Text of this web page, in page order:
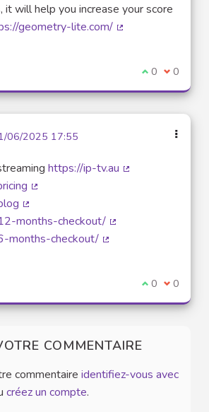
it will help you increase your score
geometry-lite.com/
Je suis
0 Je ne
0
06/2025 17:55
https://ip-tv.au
(Lien externe)
months-checkout/
months-checkout/
Je suis
0 Je ne
0
COMMENTAIRE
commentaire identifiez-vous avec
créez un compte.